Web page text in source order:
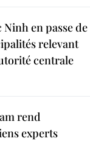
en passe de
relevant
centrale
rend
experts